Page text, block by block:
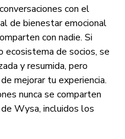
con el
de bienestar emocional
con nadie. Si
de socios, se
y resumida, pero
mejorar tu experiencia.
nunca se comparten
Wysa, incluidos los